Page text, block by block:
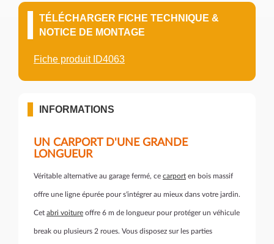
TÉLÉCHARGER FICHE TECHNIQUE &
NOTICE DE MONTAGE
Fiche produit ID4063
INFORMATIONS
UN CARPORT D'UNE GRANDE
LONGUEUR
Véritable alternative au garage fermé, ce carport en bois massif
offre une ligne épurée pour s'intégrer au mieux dans votre jardin.
Cet abri voiture offre 6 m de longueur pour protéger un véhicule
break ou plusieurs 2 roues. Vous disposez sur les parties